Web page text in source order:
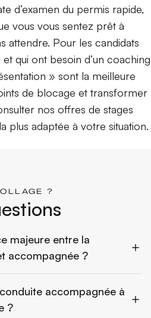
d’examen du permis rapide,
vous vous sentez prêt à
attendre. Pour les candidats
qui ont besoin d’un coaching
» sont la meilleure
de blocage et transformer
nos offres de stages
plus adaptée à votre situation.
?
majeure entre la
accompagnée ?
accompagnée à
?